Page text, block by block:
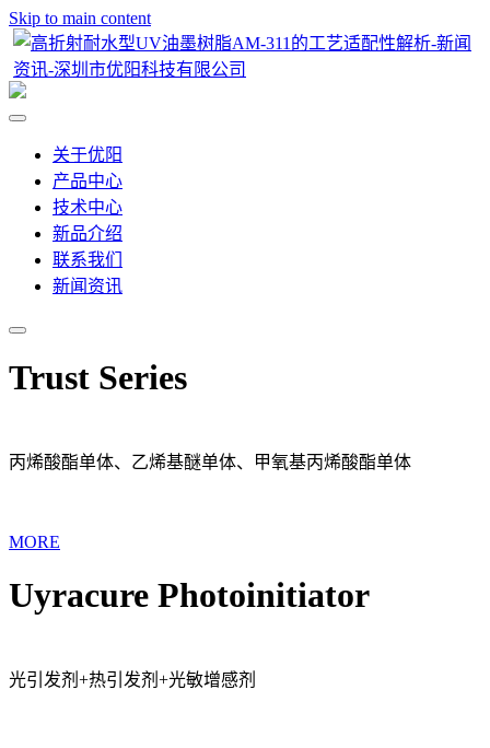
Skip to main content
关于优阳
产品中心
技术中心
新品介绍
联系我们
新闻资讯
Trust Series
丙烯酸酯单体、乙烯基醚单体、甲氧基丙烯酸酯单体
MORE
Uyracure Photoinitiator
光引发剂+热引发剂+光敏增感剂